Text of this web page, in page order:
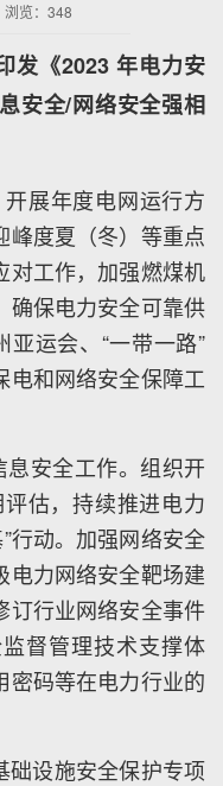
览： 348
发《2023 年电力安
安全/网络安全强相
展年度电网运行方
峰度夏（冬）等重点
对工作，加强燃煤机
确保电力安全可靠供
亚运会、“一带一路”
电和网络安全保障工
安全工作。组织开
估，持续推进电力
”行动。加强网络安全
电力网络安全靶场建
订行业网络安全事件
督管理技术支撑体
密码等在电力行业的
础设施安全保护专项